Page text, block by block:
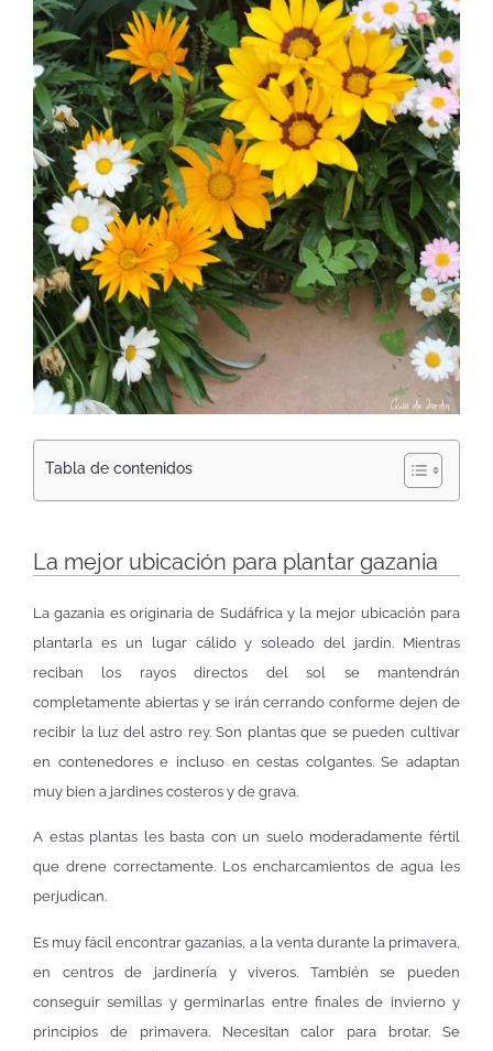
Tabla de contenidos
La mejor ubicación para plantar gazania
La gazania es originaria de Sudáfrica y la mejor ubicación para
plantarla es un lugar cálido y soleado del jardín. Mientras
reciban los rayos directos del sol se mantendrán
completamente abiertas y se irán cerrando conforme dejen de
recibir la luz del astro rey. Son plantas que se pueden cultivar
en contenedores e incluso en cestas colgantes. Se adaptan
muy bien a jardines costeros y de grava.
A estas plantas les basta con un suelo moderadamente fértil
que drene correctamente. Los encharcamientos de agua les
perjudican.
Es muy fácil encontrar gazanias, a la venta durante la primavera,
en centros de jardinería y viveros. También se pueden
conseguir semillas y germinarlas entre finales de invierno y
principios de primavera. Necesitan calor para brotar. Se